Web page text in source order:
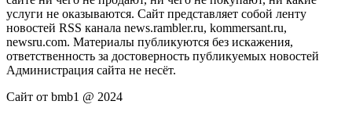
услуги не оказываются. Сайт представляет собой ленту
новостей RSS канала news.rambler.ru, kommersant.ru,
newsru.com. Материалы публикуются без искажения,
ответственность за достоверность публикуемых новостей
Администрация сайта не несёт.
Сайт от bmb1 @ 2024